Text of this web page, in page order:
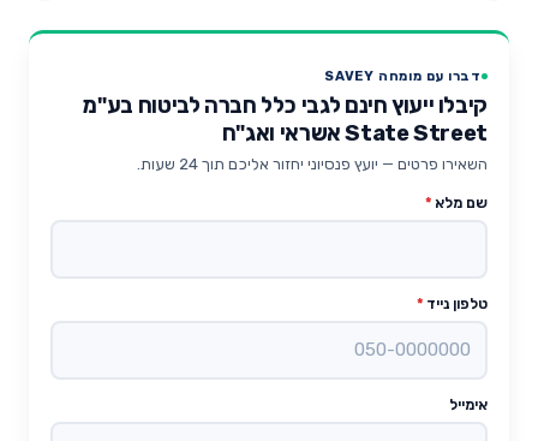
דברו עם מומחה SAVEY
קיבלו ייעוץ חינם לגבי כלל חברה לביטוח בע"מ
State Street אשראי ואג"ח
השאירו פרטים — יועץ פנסיוני יחזור אליכם תוך 24 שעות.
שם מלא *
טלפון נייד *
אימייל